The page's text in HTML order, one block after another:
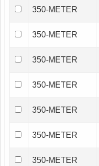
350-METER
350-METER
350-METER
350-METER
350-METER
350-METER
350-METER